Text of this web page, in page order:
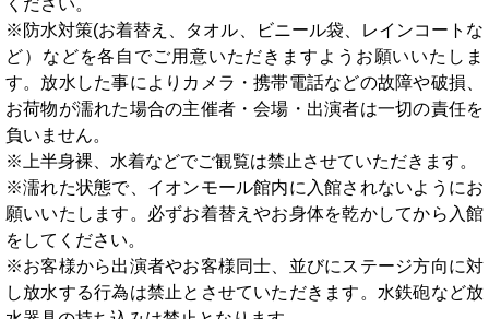
ください。
※防水対策(お着替え、タオル、ビニール袋、レインコートな
ど）などを各自でご用意いただきますようお願いいたしま
す。放水した事によりカメラ・携帯電話などの故障や破損、
お荷物が濡れた場合の主催者・会場・出演者は一切の責任を
負いません。
※上半身裸、水着などでご観覧は禁止させていただきます。
※濡れた状態で、イオンモール館内に入館されないようにお
願いいたします。必ずお着替えやお身体を乾かしてから入館
をしてください。
※お客様から出演者やお客様同士、並びにステージ方向に対
し放水する行為は禁止とさせていただきます。水鉄砲など放